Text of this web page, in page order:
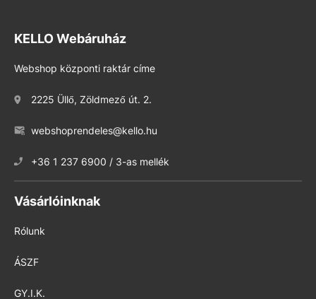
KELLO Webáruház
Webshop központi raktár címe
2225 Üllő, Zöldmező út. 2.
webshoprendeles@kello.hu
+36 1 237 6900 / 3-as mellék
Vásárlóinknak
Rólunk
ÁSZF
GY.I.K.